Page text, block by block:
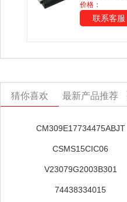
价格：
联系客服
猜你喜欢 最新产品推荐
CM309E17734475ABJT
CSMS15CIC06
V23079G2003B301
74438334015